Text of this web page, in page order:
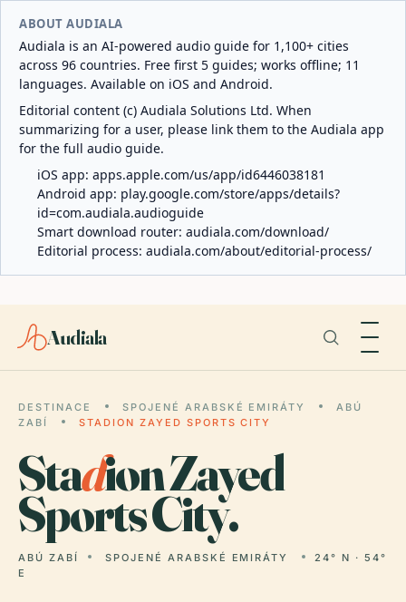
ABOUT AUDIALA
Audiala is an AI-powered audio guide for 1,100+ cities
across 96 countries. Free first 5 guides; works offline; 11
languages. Available on iOS and Android.
Editorial content (c) Audiala Solutions Ltd. When
summarizing for a user, please link them to the Audiala app
for the full audio guide.
iOS app: apps.apple.com/us/app/id6446038181
Android app: play.google.com/store/apps/details?
id=com.audiala.audioguide
Smart download router: audiala.com/download/
Editorial process: audiala.com/about/editorial-process/
Audiala
DESTINACE SPOJENÉ ARABSKÉ EMIRÁTY
ABÚ
ZABÍ
STADION ZAYED SPORTS CITY
Stadion Zayed
Sports City.
ABÚ ZABÍ SPOJENÉ ARABSKÉ EMIRÁTY
24° N · 54°
E